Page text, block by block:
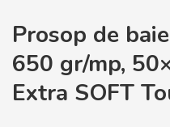
Prosop de
650 gr/mp,
Extra SOFT